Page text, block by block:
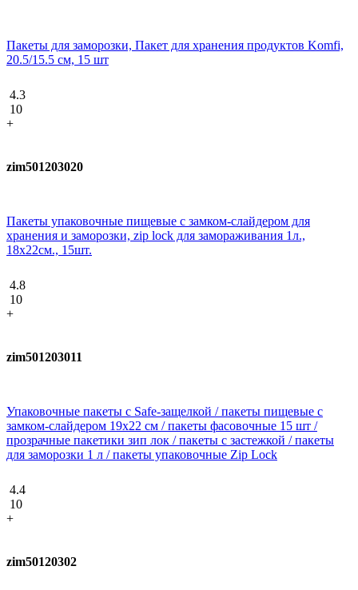
Пакеты для заморозки, Пакет для хранения продуктов Komfi,
20.5/15.5 см, 15 шт
4.3
10
+
zim501203020
Пакеты упаковочные пищевые с замком-слайдером для
хранения и заморозки, zip lock для замораживания 1л.,
18х22см., 15шт.
4.8
10
+
zim501203011
Упаковочные пакеты с Safe-защелкой / пакеты пищевые с
замком-слайдером 19х22 см / пакеты фасовочные 15 шт /
прозрачные пакетики зип лок / пакеты с застежкой / пакеты
для заморозки 1 л / пакеты упаковочные Zip Lock
4.4
10
+
zim50120302